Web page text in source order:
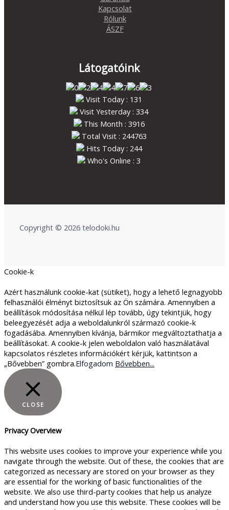
Kapcsolat
Rólunk
ÁSZF
Látogatóink
Visit Today : 131
Visit Yesterday : 334
This Month : 3916
Total Visit : 244763
Hits Today : 244
Who's Online : 3
Copyright © 2026 telodoki.hu
Cookie-k
Azért használunk cookie-kat (sütiket), hogy a lehető legnagyobb
felhasználói élményt biztosítsuk az Ön számára. Amennyiben a
beállítások módosítása nélkül lép tovább, úgy tekintjük, hogy
beleegyezését adja a weboldalunkról származó cookie-k
fogadásába. Amennyiben kívánja, bármikor megváltoztathatja a
beállításokat. A cookie-k jelen weboldalon való használatával
kapcsolatos részletes információkért kérjük, kattintson a
„Bővebben” gombra.Elfogadom Bővebben...
CLOSE
Privacy Overview
This website uses cookies to improve your experience while you
navigate through the website. Out of these, the cookies that are
categorized as necessary are stored on your browser as they
are essential for the working of basic functionalities of the
website. We also use third-party cookies that help us analyze
and understand how you use this website. These cookies will be